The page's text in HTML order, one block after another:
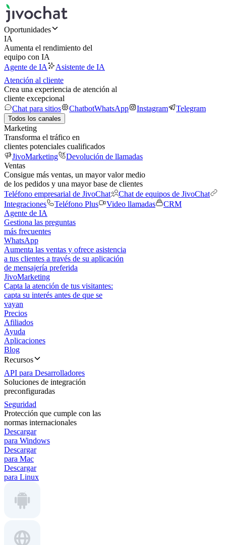
Oportunidades
IA
Aumenta el rendimiento del
equipo con IA
Agente de IA
Asistente de IA
Atención al cliente
Crea una experiencia de atención al
cliente excepcional
Chat para sitios
ChatbotWhatsApp Instagram Telegram
Todos los canales
Marketing
Transforma el tráfico en
clientes potenciales cualificados
JivoMarketing
Devolución de llamadas
Ventas
Consigue más ventas, un mayor valor medio
de los pedidos y una mayor base de clientes
Teléfono empresarial de JivoChat
Chat de equipos de JivoChat
Integraciones
Teléfono Plus Video llamadas
CRM
Agente de IA
Gestiona las preguntas
más frecuentes
WhatsApp
Aumenta las ventas y ofrece asistencia
a tus clientes a través de su aplicación
de mensajería preferida
JivoMarketing
Capta la atención de tus visitantes:
capta su interés antes de que se
vayan
Precios
Afiliados
Ayuda
Aplicaciones
Blog
Recursos
API para Desarrolladores
Soluciones de integración
preconfiguradas
Seguridad
Protección que cumple con las
normas internacionales
Descargar
para Windows
Descargar
para Mac
Descargar
para Linux